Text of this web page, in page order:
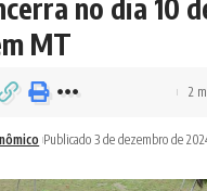
no dia 10
MT
Publicado 3 de dezembro de
2